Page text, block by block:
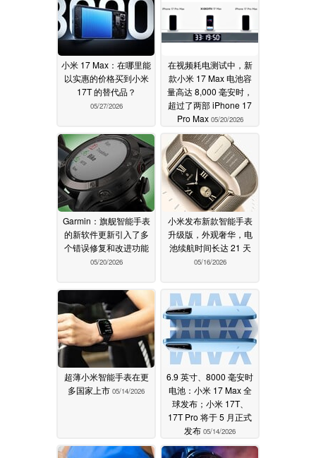
小米 17 Max：在哪里能
以实惠的价格买到小米
17T 的替代品？
05/27/2026
在视频耗电测试中，新
款小米 17 Max 电池容
量高达 8,000 毫安时，
超过了两部 iPhone 17
Pro Max 05/20/2026
Garmin：旗舰智能手表
的新软件更新引入了多
个错误修复和改进功能
05/20/2026
小米发布新款智能手表
升级版，外观奢华，电
池续航时间长达 21 天
05/16/2026
超薄小米智能手表在更
多国家上市 05/14/2026
6.9 英寸、8000 毫安时
电池：小米 17 Max 全
球发布；小米 17T、
17T Pro 将于 5 月正式
发布 05/14/2026